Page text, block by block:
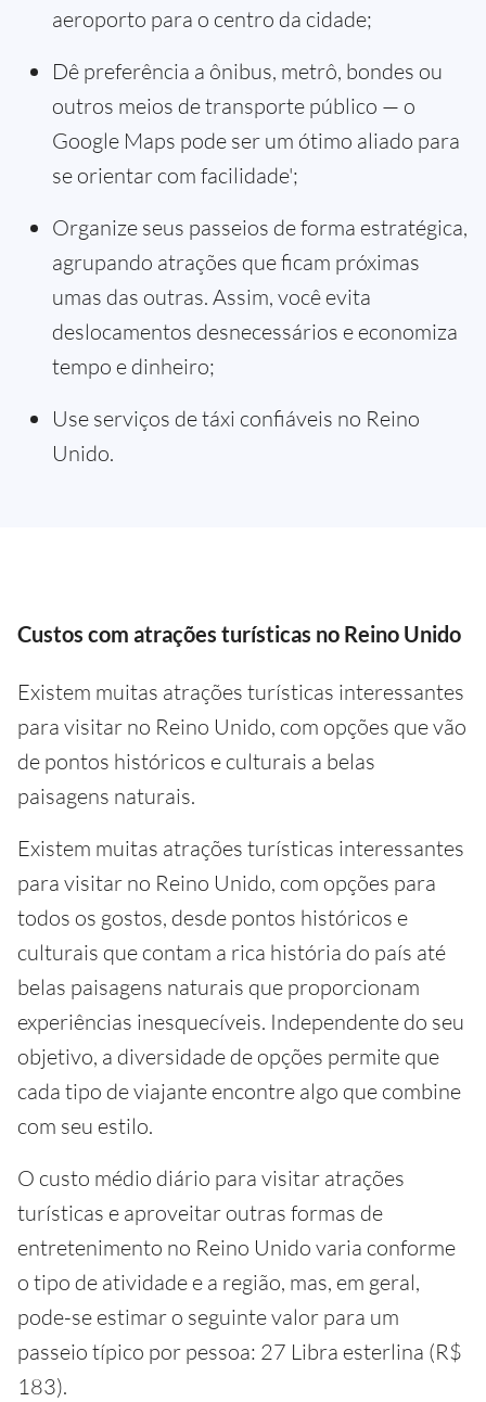
aeroporto para o centro da cidade;
Dê preferência a ônibus, metrô, bondes ou
outros meios de transporte público — o
Google Maps pode ser um ótimo aliado para
se orientar com facilidade';
Organize seus passeios de forma estratégica,
agrupando atrações que ficam próximas
umas das outras. Assim, você evita
deslocamentos desnecessários e economiza
tempo e dinheiro;
Use serviços de táxi confiáveis no Reino
Unido.
Custos com atrações turísticas no Reino Unido
Existem muitas atrações turísticas interessantes
para visitar no Reino Unido, com opções que vão
de pontos históricos e culturais a belas
paisagens naturais.
Existem muitas atrações turísticas interessantes
para visitar no Reino Unido, com opções para
todos os gostos, desde pontos históricos e
culturais que contam a rica história do país até
belas paisagens naturais que proporcionam
experiências inesquecíveis. Independente do seu
objetivo, a diversidade de opções permite que
cada tipo de viajante encontre algo que combine
com seu estilo.
O custo médio diário para visitar atrações
turísticas e aproveitar outras formas de
entretenimento no Reino Unido varia conforme
o tipo de atividade e a região, mas, em geral,
pode-se estimar o seguinte valor para um
passeio típico por pessoa: 27 Libra esterlina (R$
183).